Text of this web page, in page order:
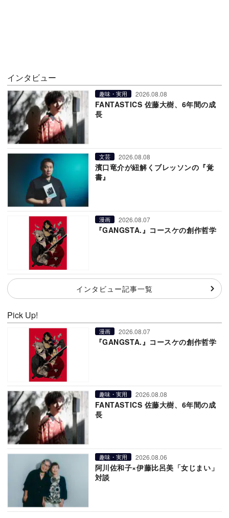
インタビュー
趣味・実用 2026.08.08
FANTASTICS 佐藤大樹、6年間の成
長
文芸 2026.08.08
濱口竜介が紐解くブレッソンの『覚
書』
漫画 2026.08.07
『GANGSTA.』コースケの創作哲学
インタビュー記事一覧
Pick Up!
漫画 2026.08.07
『GANGSTA.』コースケの創作哲学
趣味・実用 2026.08.08
FANTASTICS 佐藤大樹、6年間の成
長
趣味・実用 2026.08.06
阿川佐和子×伊藤比呂美「女じまい」
対談